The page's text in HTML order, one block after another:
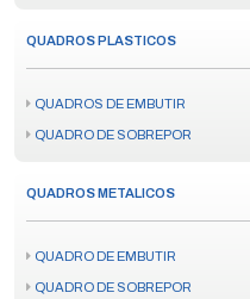
QUADROS PLASTICOS
QUADROS DE EMBUTIR
QUADRO DE SOBREPOR
QUADROS METALICOS
QUADRO DE EMBUTIR
QUADRO DE SOBREPOR